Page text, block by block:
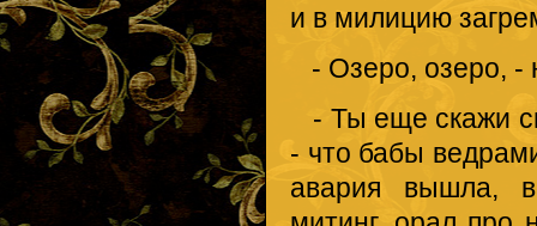
и в милицию
- Озеро, озеро, -
- Ты еще скажи
- что бабы
авария вышла,